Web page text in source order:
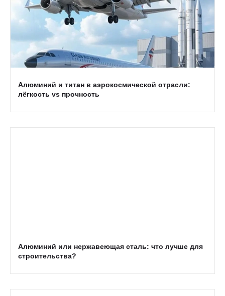
Алюминий и титан в аэрокосмической отрасли:
лёгкость vs прочность
Алюминий или нержавеющая сталь: что лучше для
строительства?